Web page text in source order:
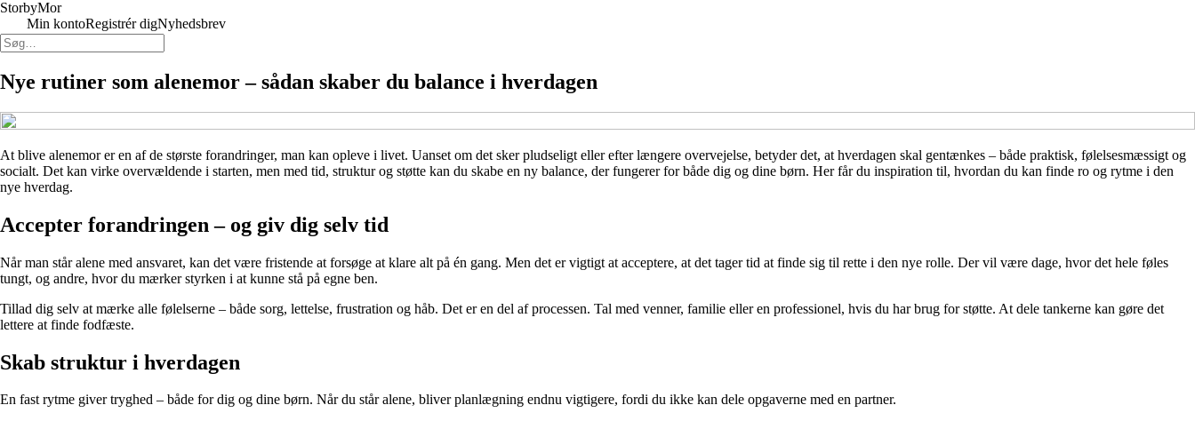
StorbyMor
Min kontoRegistrér digNyhedsbrev
Nye rutiner som alenemor – sådan skaber du balance i hverdagen
At blive alenemor er en af de største forandringer, man kan opleve i livet. Uanset om det sker pludseligt eller efter længere overvejelse, betyder det, at hverdagen skal gentænkes – både praktisk, følelsesmæssigt og
socialt. Det kan virke overvældende i starten, men med tid, struktur og støtte kan du skabe en ny balance, der fungerer for både dig og dine børn. Her får du inspiration til, hvordan du kan finde ro og rytme i den
nye hverdag.
Accepter forandringen – og giv dig selv tid
Når man står alene med ansvaret, kan det være fristende at forsøge at klare alt på én gang. Men det er vigtigt at acceptere, at det tager tid at finde sig til rette i den nye rolle. Der vil være dage, hvor det hele føles
tungt, og andre, hvor du mærker styrken i at kunne stå på egne ben.
Tillad dig selv at mærke alle følelserne – både sorg, lettelse, frustration og håb. Det er en del af processen. Tal med venner, familie eller en professionel, hvis du har brug for støtte. At dele tankerne kan gøre det
lettere at finde fodfæste.
Skab struktur i hverdagen
En fast rytme giver tryghed – både for dig og dine børn. Når du står alene, bliver planlægning endnu vigtigere, fordi du ikke kan dele opgaverne med en partner.